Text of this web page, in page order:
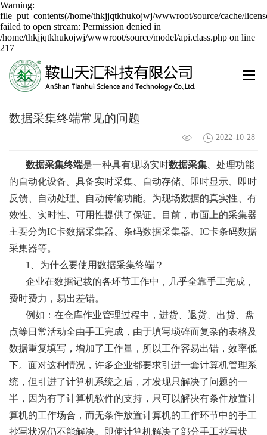
Warning:
file_put_contents(/home/thkjjqtkhukojwj/wwwroot/source/cache/
failed to open stream: Permission denied in
/home/thkjjqtkhukojwj/wwwroot/source/model/api.class.php on line
217
数据采集终端常见的问题
2022-10-28
数据采集终端是一种具有现场实时数据采集 、处理功能
的自动化设备。具备实时采集、自动存储、即时显示、即时
反馈、自动处理、自动传输功能。为现场数据的真实性、有
效性、实时性、可用性提供了保证。目前，市面上的采集器
主要分为IC卡数据采集器、条码数据采集器、IC卡条码数据
采集器等。
1、为什么要使用数据采集终端？
企业在数据记载的各环节工作中，几乎全靠手工完成，
费时费力，易出差错。
例如：在仓库作业管理过程中，进货、退货、出货、盘
点等日常活动全由手工完成，由于填写琐碎而复杂的表格及
数据重复填写，增加了工作量，所以工作容易出错，效率低
下。面对这种情况，许多企业都要求引进一套计算机管理系
统，但引进了计算机系统之后，才发现只解决了问题的一
半，因为有了计算机软件的支持，只可以解决有条件放置计
算机的工作场合，而无条件放置计算机的工作环节中的手工
抄写状况仍不能解决。即使计算机解决了部分手工抄写状